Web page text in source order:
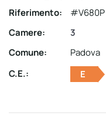
Riferimento: #V680P
Camere:
3
Comune:
Padova
C.E.:
E